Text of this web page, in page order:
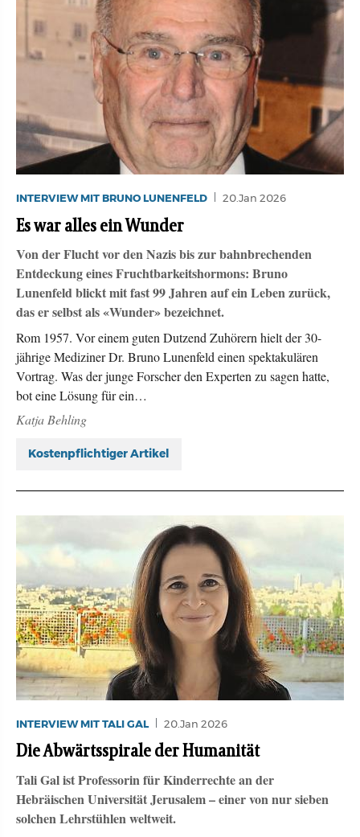
INTERVIEW MIT BRUNO LUNENFELD 20.Jan 2026
Es war alles ein Wunder
Von der Flucht vor den Nazis bis zur bahnbrechenden
Entdeckung eines Fruchtbarkeitshormons: Bruno
Lunenfeld blickt mit fast 99 Jahren auf ein Leben zurück,
das er selbst als «Wunder» bezeichnet.
Rom 1957. Vor einem guten Dutzend Zuhörern hielt der 30-
jährige Mediziner Dr. Bruno Lunenfeld einen spektakulären
Vortrag. Was der junge Forscher den Experten zu sagen hatte,
bot eine Lösung für ein…
Katja Behling
Kostenpflichtiger Artikel
INTERVIEW MIT TALI GAL 20.Jan 2026
Die Abwärtsspirale der Humanität
Tali Gal ist Professorin für Kinderrechte an der
Hebräischen Universität Jerusalem – einer von nur sieben
solchen Lehrstühlen weltweit.